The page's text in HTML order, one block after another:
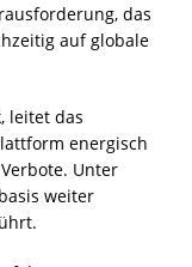
das
auf globale
leitet das
energisch
Unter
weiter